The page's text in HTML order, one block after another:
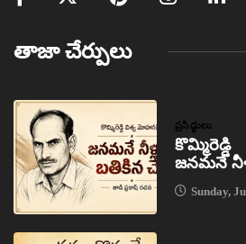
తాజా చేర్పులు
ప్రసిద్ధులు
జనమనే
Sunday,